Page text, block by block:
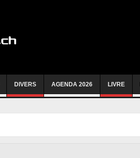
DIVERS AGENDA 2026 LIVRE